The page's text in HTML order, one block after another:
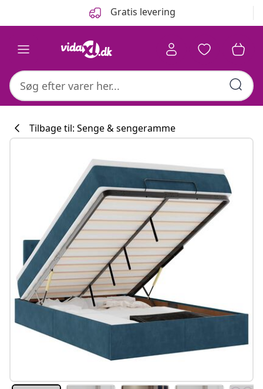
Gratis levering
#sharemevidaxl
Tilbage til: Senge & sengeramme